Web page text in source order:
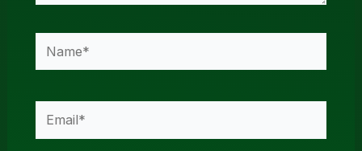
Name*
Email*